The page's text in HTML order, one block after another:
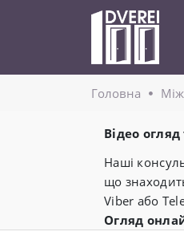
Головнa
Відео
Наші
що
Viber або
Огляд